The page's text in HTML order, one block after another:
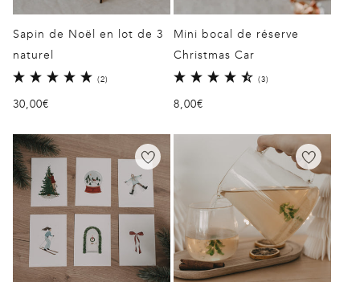
Sapin de Noël en lot de 3
naturel
(2)
Prix
30,00€
Mini bocal de réserve
Christmas Car
(3)
Prix
8,00€